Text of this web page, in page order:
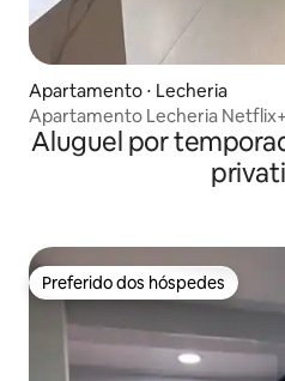
Apartamento ⋅ Lecheria
Apartamento Lecheria
Aluguel por
Preferido dos hóspedes
Preferido dos hóspedes